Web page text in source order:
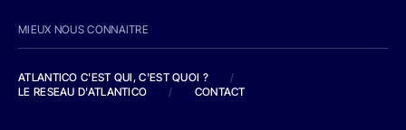
MIEUX NOUS CONNAITRE
ATLANTICO C'EST QUI, C'EST QUOI ?
/
LE RESEAU D'ATLANTICO
/ CONTACT